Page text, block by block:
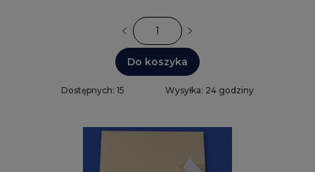
Do koszyka
Dostępnych: 15 Wysyłka: 24 godziny